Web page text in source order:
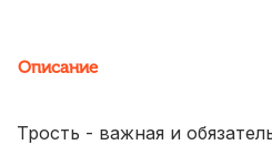
Описание
Трость - важная и